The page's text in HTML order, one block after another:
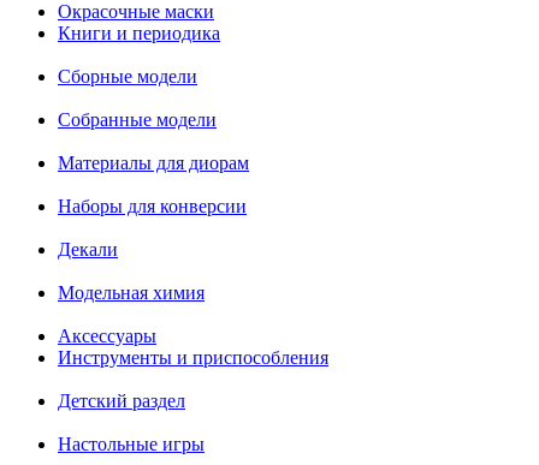
Окрасочные маски
Книги и периодика
Сборные модели
Собранные модели
Материалы для диорам
Наборы для конверсии
Декали
Модельная химия
Аксессуары
Инструменты и приспособления
Детский раздел
Настольные игры